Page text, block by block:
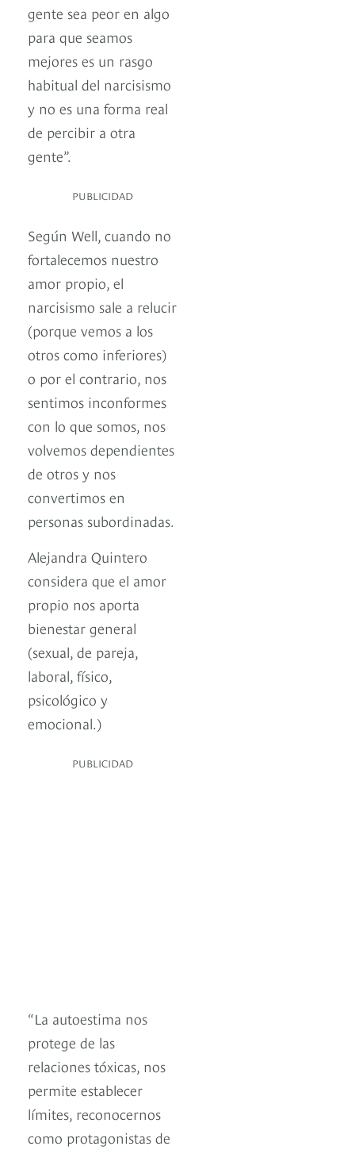
gente sea peor en algo
para que seamos
mejores es un rasgo
habitual del narcisismo
y no es una forma real
de percibir a otra
gente”.
PUBLICIDAD
Según Well, cuando no
fortalecemos nuestro
amor propio, el
narcisismo sale a relucir
(porque vemos a los
otros como inferiores)
o por el contrario, nos
sentimos inconformes
con lo que somos, nos
volvemos dependientes
de otros y nos
convertimos en
personas subordinadas.
Alejandra Quintero
considera que el amor
propio nos aporta
bienestar general
(sexual, de pareja,
laboral, físico,
psicológico y
emocional.)
PUBLICIDAD
“La autoestima nos
protege de las
relaciones tóxicas, nos
permite establecer
límites, reconocernos
como protagonistas de